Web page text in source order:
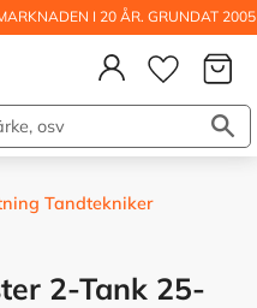
I 20 ÅR. GRUNDAT 2005
Tandtekniker
2-Tank 25-